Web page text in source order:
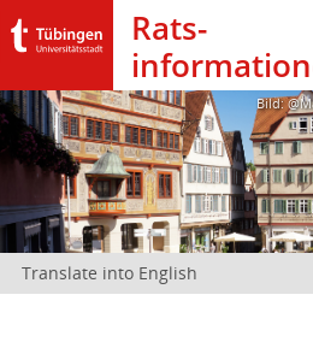
Rats­
Bild:
Translate into English